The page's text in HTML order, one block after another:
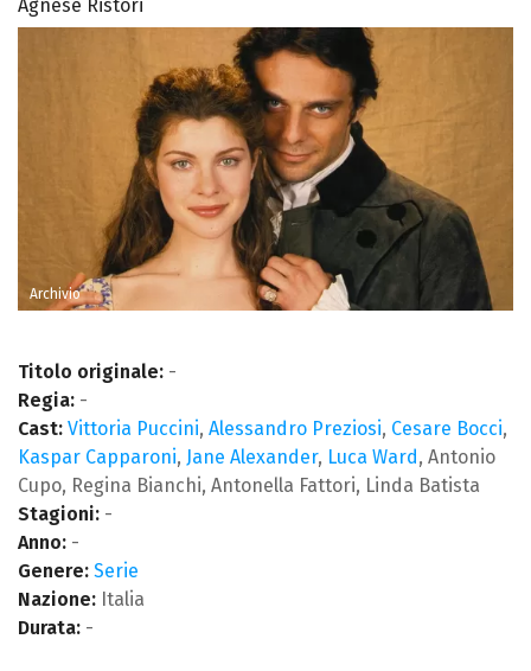
Agnese Ristori
Archivio
Titolo originale: -
Regia: -
Cast: Vittoria Puccini, Alessandro Preziosi, Cesare Bocci,
Kaspar Capparoni, Jane Alexander, Luca Ward, Antonio
Cupo, Regina Bianchi, Antonella Fattori, Linda Batista
Stagioni: -
Anno: -
Genere: Serie
Nazione: Italia
Durata: -